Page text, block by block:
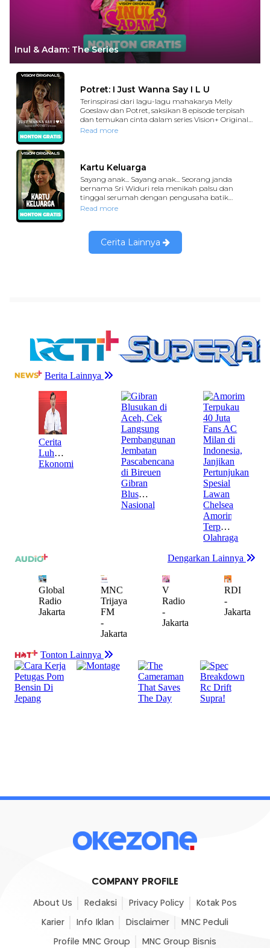
COMPANY PROFILE
About Us Redaksi Privacy Policy Kotak Pos
Karier Info Iklan Disclaimer MNC Peduli
Profile MNC Group MNC Group Bisnis